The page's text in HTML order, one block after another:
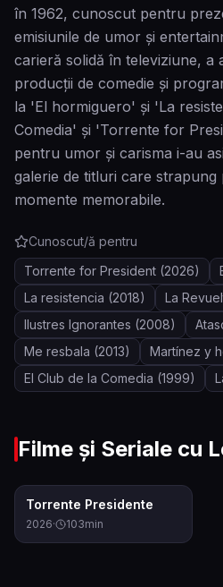
în 1962, cunoscut pentru
emisiunile de umor și
carieră solidă în televiziune, a
producții de comedie și
la 'El hormiguero' și 'La
Comedia' și 'Torrente for
pentru umor și carisma i-au
galerie de titluri care strapung
momente memorabile.
Cunoscut/ă pentru
Torrente for President (2026)
La resistencia (2018) La
Ilustres Ignorantes (2008)
Me resbala (2013) Martínez y
El Club de la Comedia (1999)
Filme și Seriale cu
Torrente Presidente
2026· 103min